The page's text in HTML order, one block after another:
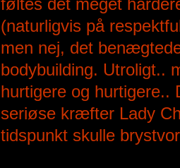
føltes det meget
(naturligvis på
men nej, det
bodybuilding. Utroligt..
hurtigere og hurtigere..
seriøse kræfter Lady
tidspunkt skulle